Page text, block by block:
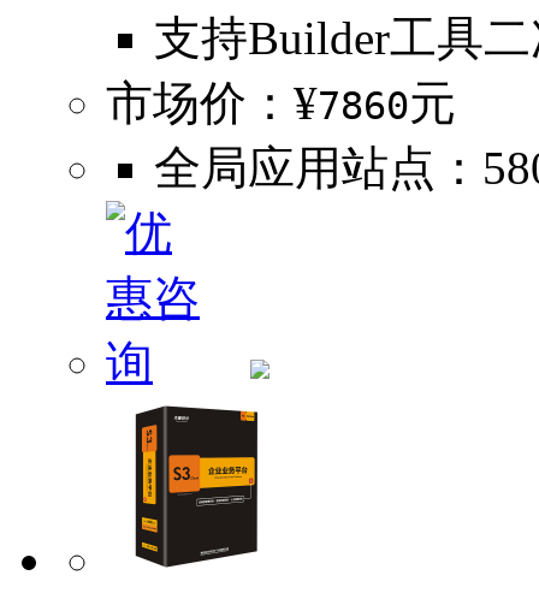
支持Builder工具
市场价：¥7860元
全局应用站点：